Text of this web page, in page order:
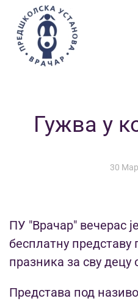
Skip to main content
Гужва у
30
ПУ "Врачар" вечерас
бесплатну
празника за сву децу
Представа под